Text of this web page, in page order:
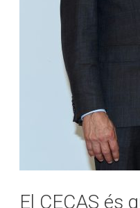
El CECAS és